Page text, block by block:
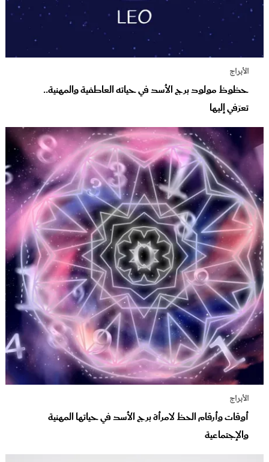
الأبراج
حظوظ مولود برج الأسد في حياته العاطفية والمهنية..
تعرّفي إليها
الأبراج
أوقات وأرقام الحظ لامرأة برج الأسد في حياتها المهنية
والإجتماعية